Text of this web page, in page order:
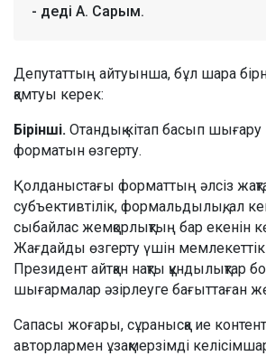
- деді А. Сарым.
Депутаттың айтуынша, бұл шара
қамтуы керек:
Бірінші. Отандық кітап басып шығару
форматын өзгерту.
Қолданыстағы форматтың әлсіз
субъективтілік, формальдылық, ал
сыбайлас жемқорлықтың бар екенін
Жағдайды өзгерту үшін
Президент айтқан нақты құндылықтар
шығармалар әзірлеуге бағыттаған
Сапасы жоғары, сұранысқа ие
авторлармен ұзақмерзімді